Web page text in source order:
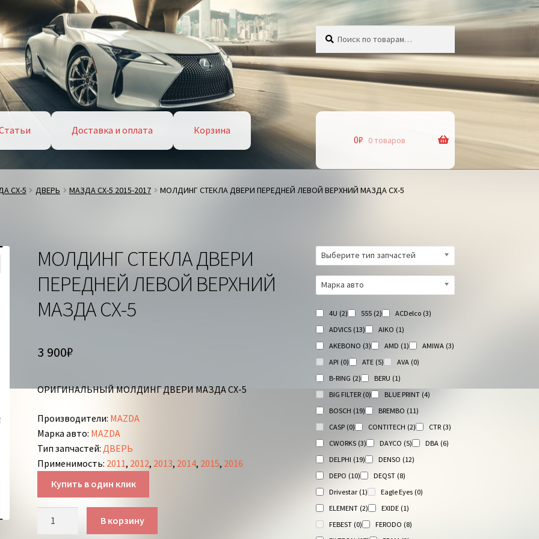
Доставка и оплата
Корзина
0₽ 0 товаров
СХ-5 ДВЕРЬ МАЗДА СХ-5 2015-2017 МОЛДИНГ СТЕКЛА ДВЕРИ ПЕРЕДНЕЙ ЛЕВОЙ ВЕРХНИЙ МАЗДА СХ-5
МОЛДИНГ СТЕКЛА ДВЕРИ
ПЕРЕДНЕЙ ЛЕВОЙ ВЕРХНИЙ
МАЗДА СХ-5
3 900₽
ОРИГИНАЛЬНЫЙ МОЛДИНГ ДВЕРИ МАЗДА СХ-5
Производители: MAZDA
Марка авто: MAZDA
Тип запчастей: ДВЕРЬ
Применимость: 2011, 2012, 2013, 2014, 2015, 2016
Купить в один клик
В корзину
Выберите тип запчастей
Марка авто
4U (2) 555 (2) ACDelco (3)
ADVICS (13) AIKO (1)
AKEBONO (3) AMD (1) AMIWA (3)
API (0) ATE (5) AVA (0)
B-RING (2) BERU (1)
BIG FILTER (0) BLUE PRINT (4)
BOSCH (19) BREMBO (11)
CASP (0) CONTITECH (2) CTR (3)
CWORKS (3) DAYCO (5) DBA (6)
DELPHI (19) DENSO (12)
DEPO (10) DEQST (8)
Drivestar (1) Eagle Eyes (0)
ELEMENT (2) EXIDE (1)
FEBEST (0) FERODO (8)